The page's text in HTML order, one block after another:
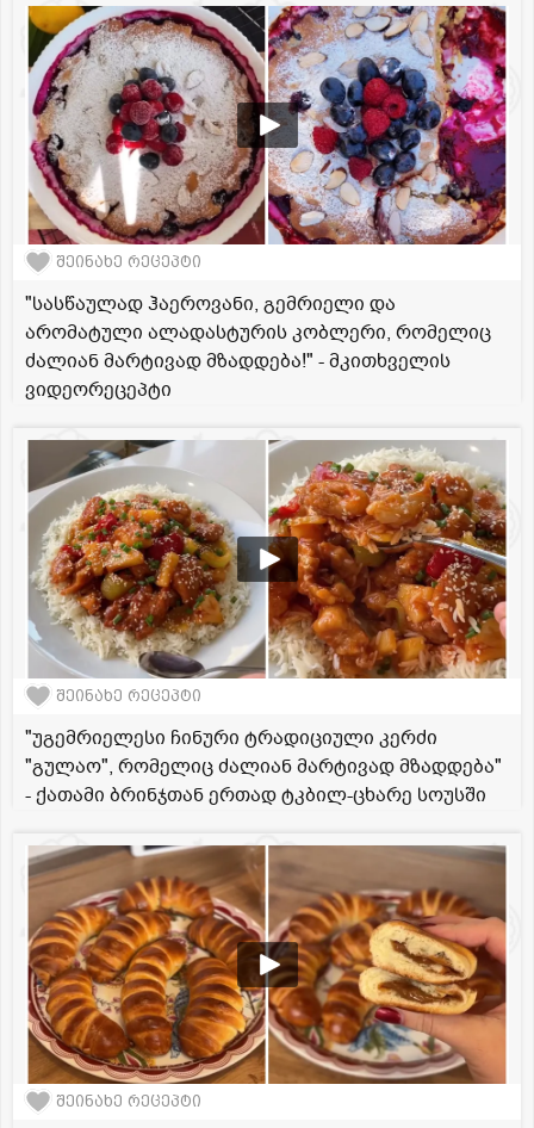
შეინახე რეცეპტი
"სასწაულად ჰაეროვანი, გემრიელი და
არომატული ალადასტურის კობლერი, რომელიც
ძალიან მარტივად მზადდება!" - მკითხველის
ვიდეორეცეპტი
შეინახე რეცეპტი
"უგემრიელესი ჩინური ტრადიციული კერძი
"გულაო", რომელიც ძალიან მარტივად მზადდება"
- ქათამი ბრინჯთან ერთად ტკბილ-ცხარე სოუსში
შეინახე რეცეპტი